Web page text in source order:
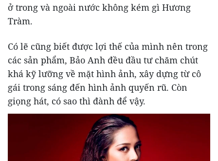
ở trong và ngoài nước không kém gì Hương
Tràm.
Có lẽ cũng biết được lợi thế của mình nên trong
các sản phẩm, Bảo Anh đều đầu tư chăm chút
khá kỹ lưỡng về mặt hình ảnh, xây dựng từ cô
gái trong sáng đến hình ảnh quyến rũ. Còn
giọng hát, có ​sao thì đành để vậy.